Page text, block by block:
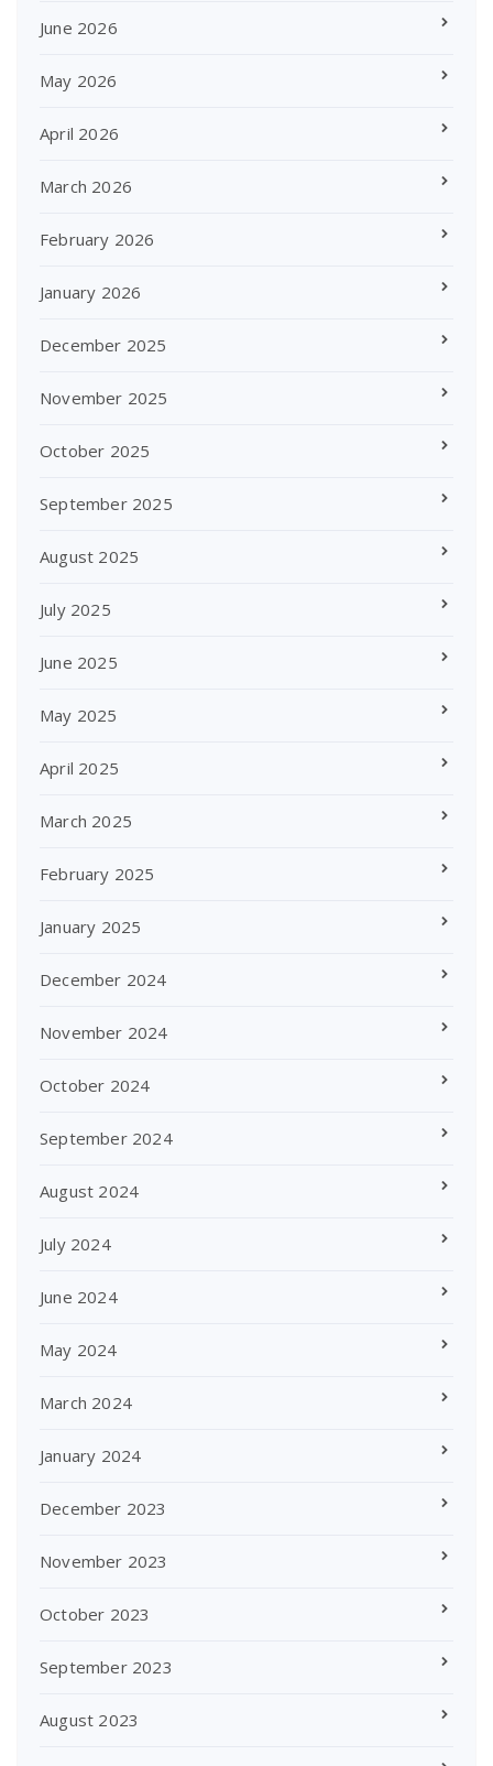
June 2026
May 2026
April 2026
March 2026
February 2026
January 2026
December 2025
November 2025
October 2025
September 2025
August 2025
July 2025
June 2025
May 2025
April 2025
March 2025
February 2025
January 2025
December 2024
November 2024
October 2024
September 2024
August 2024
July 2024
June 2024
May 2024
March 2024
January 2024
December 2023
November 2023
October 2023
September 2023
August 2023